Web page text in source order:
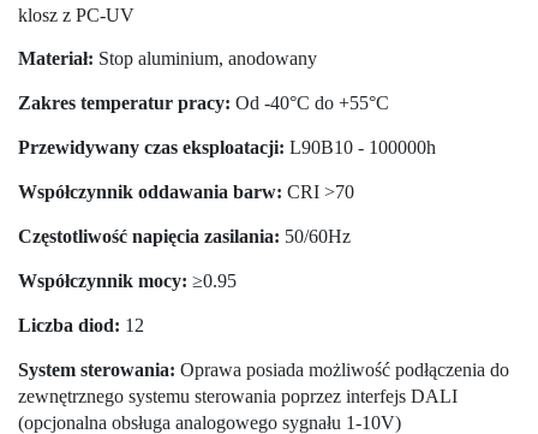
klosz z PC-UV
Materiał: Stop aluminium, anodowany
Zakres temperatur pracy: Od -40°C do +55°C
Przewidywany czas eksploatacji: L90B10 - 100000h
Współczynnik oddawania barw: CRI >70
Częstotliwość napięcia zasilania: 50/60Hz
Współczynnik mocy: ≥0.95
Liczba diod: 12
System sterowania: Oprawa posiada możliwość podłączenia do
zewnętrznego systemu sterowania poprzez interfejs DALI
(opcjonalna obsługa analogowego sygnału 1-10V)